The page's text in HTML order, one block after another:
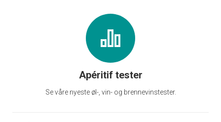
Apéritif tester
Se våre nyeste øl-, vin- og brennevinstester.